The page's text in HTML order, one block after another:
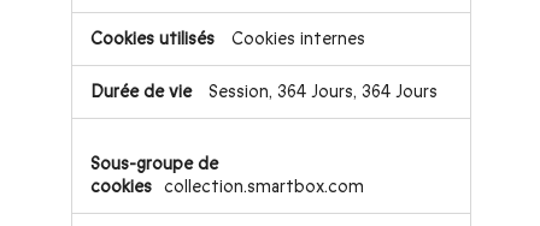
Cookies internes
Session, 364 Jours, 364 Jours
collection.smartbox.com